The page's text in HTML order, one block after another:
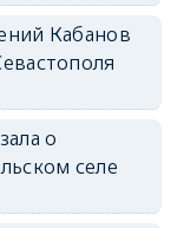
Кабанов
о
селе